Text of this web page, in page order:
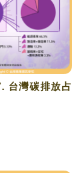
台灣碳排放占